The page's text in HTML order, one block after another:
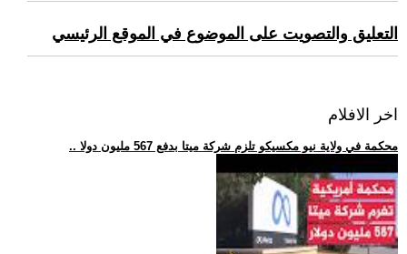
التعليق والتصويت على الموضوع في الموقع الرئيسي
اخر الافلام
.. محكمة في ولاية نيو مكسيكو تلزم شركة ميتا بدفع 567 مليون دولا